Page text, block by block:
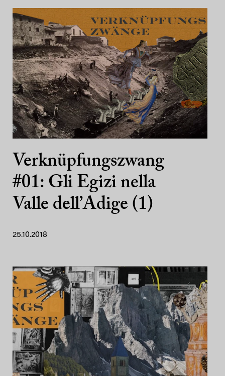
Verknüpfungszwang
#01: Gli Egizi nella
Valle dell’Adige (1)
25.10.2018